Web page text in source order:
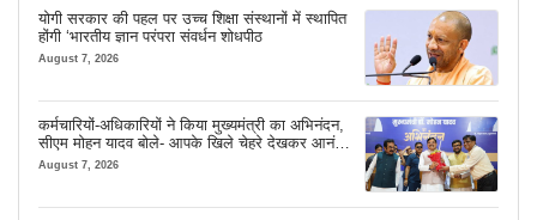
योगी सरकार की पहल पर उच्च शिक्षा संस्थानों में स्थापित
होंगी ‘भारतीय ज्ञान परंपरा संवर्धन शोधपीठ
August 7, 2026
कर्मचारियों-अधिकारियों ने किया मुख्यमंत्री का अभिनंदन,
सीएम मोहन यादव बोले- आपके खिले चेहरे देखकर आनंद
आता है
August 7, 2026